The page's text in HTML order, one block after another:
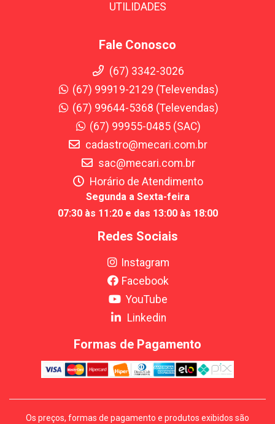
UTILIDADES
Fale Conosco
(67) 3342-3026
(67) 99919-2129 (Televendas)
(67) 99644-5368 (Televendas)
(67) 99955-0485 (SAC)
cadastro@mecari.com.br
sac@mecari.com.br
Horário de Atendimento
Segunda a Sexta-feira
07:30 às 11:20 e das 13:00 às 18:00
Redes Sociais
Instagram
Facebook
YouTube
Linkedin
Formas de Pagamento
Os preços, formas de pagamento e produtos exibidos são